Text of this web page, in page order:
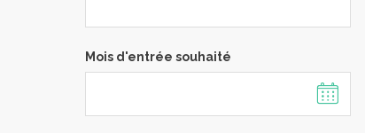
Mois d'entrée souhaité